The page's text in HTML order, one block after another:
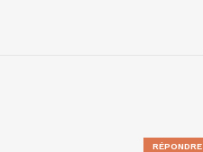
RÉPONDRE